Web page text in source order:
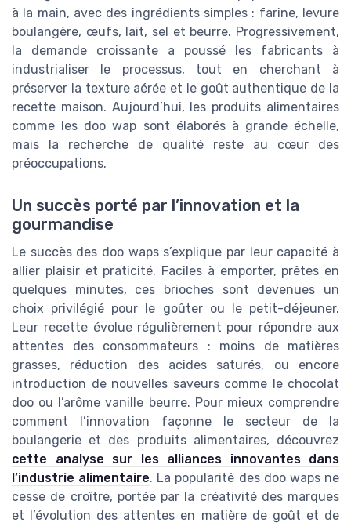
à la main, avec des ingrédients simples : farine, levure
boulangère, œufs, lait, sel et beurre. Progressivement,
la demande croissante a poussé les fabricants à
industrialiser le processus, tout en cherchant à
préserver la texture aérée et le goût authentique de la
recette maison. Aujourd’hui, les produits alimentaires
comme les doo wap sont élaborés à grande échelle,
mais la recherche de qualité reste au cœur des
préoccupations.
Un succès porté par l’innovation et la
gourmandise
Le succès des doo waps s’explique par leur capacité à
allier plaisir et praticité. Faciles à emporter, prêtes en
quelques minutes, ces brioches sont devenues un
choix privilégié pour le goûter ou le petit-déjeuner.
Leur recette évolue régulièrement pour répondre aux
attentes des consommateurs : moins de matières
grasses, réduction des acides saturés, ou encore
introduction de nouvelles saveurs comme le chocolat
doo ou l’arôme vanille beurre. Pour mieux comprendre
comment l’innovation façonne le secteur de la
boulangerie et des produits alimentaires, découvrez
cette analyse sur les alliances innovantes dans
l’industrie alimentaire. La popularité des doo waps ne
cesse de croître, portée par la créativité des marques
et l’évolution des attentes en matière de goût et de